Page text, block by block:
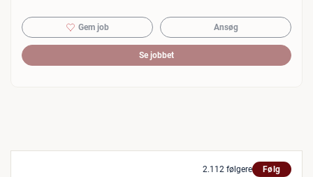
Gem job Ansøg
Se jobbet
2.112 følgere Følg